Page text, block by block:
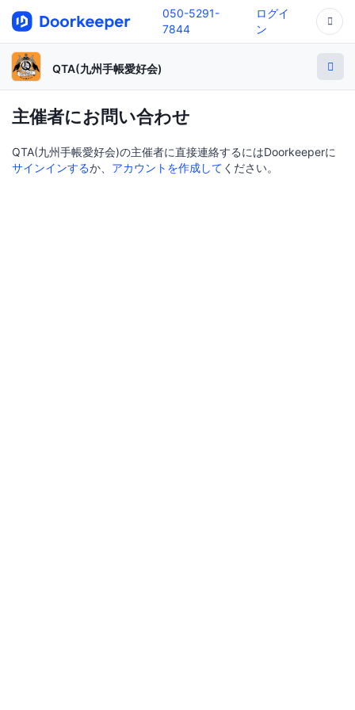
050-5291-
7844
ログイ
ン
QTA(九州手帳愛好会)
主催者にお問い合わせ
QTA(九州手帳愛好会)の主催者に直接連絡するにはDoorkeeperに
サインインするか、 アカウントを作成して ください。